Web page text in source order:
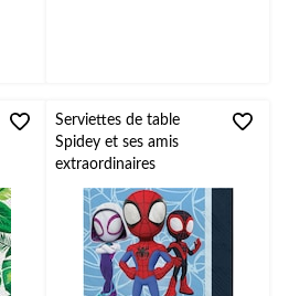
Serviettes de table
Spidey et ses amis
extraordinaires